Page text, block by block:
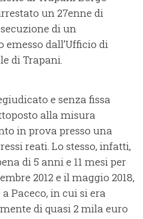
un 27enne di
di un
dall’Ufficio di
di Trapani.
e senza fissa
alla misura
in prova presso una
reati. Lo stesso, infatti,
di 5 anni e 11 mesi per
2012 e il maggio 2018,
Paceco, in cui si era
di quasi 2 mila euro